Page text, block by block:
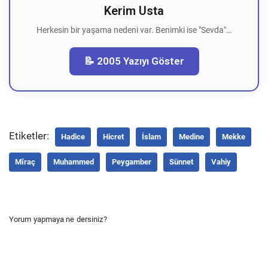
Kerim Usta
Herkesin bir yaşama nedeni var. Benimki ise "Sevda"…
📝 2005 Yazıyı Göster
Etiketler: Hadice Hicret İslam Medine Mekke
Mîraç Muhammed Peygamber Sünnet Vahiy
Yorum yapmaya ne dersiniz?